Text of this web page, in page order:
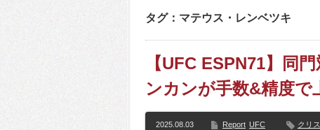
タグ：マテウス・レンベツキ
【UFC ESPN71】同
ンカンが手数&精度で
2025.08.03 Report UFC クリ